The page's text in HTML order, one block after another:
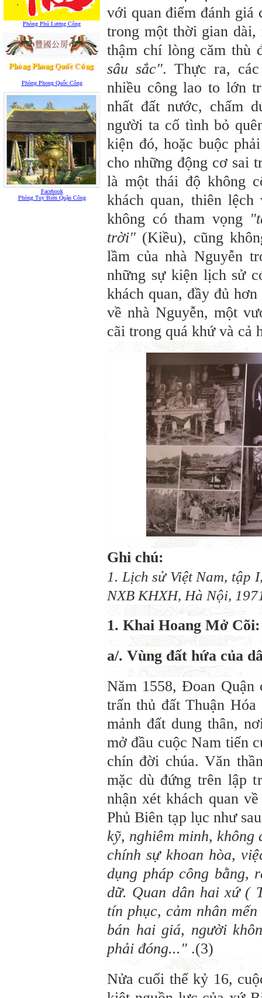
Phòng Phú Lương Công
Phòng Phong Quốc Công
Facebook
Phòng Tuy Biên Quận Công
với quan điểm đánh giá
trong một thời gian dài,
thậm chí lòng căm thù
sâu sắc". Thực ra,
nhiều công lao to lớn
nhất đất nước, chấm
người ta cố tình bỏ
kiện đó, hoặc buộc
cho những động cơ sai
là một thái độ không
khách quan, thiên
không có tham vọng
trời" (Kiều), cũng
lầm của nhà Nguyễn
những sự kiện lịch sử
khách quan, đầy đủ
về nhà Nguyễn, một
cãi trong quá khứ và cả
Ghi chú:
1. Lịch sử Việt Nam, tập
NXB KHXH, Hà Nội,
1. Khai Hoang Mở Cõi:
a/. Vùng đất hứa của
Năm 1558, Đoan Quận
trấn thủ đất Thuận Hóa
mảnh đất dung thân,
mở đầu cuộc Nam tiến
chín đời chúa. Văn
mặc dù đứng trên lập
nhận xét khách quan
Phủ Biên tạp lục như
kỹ, nghiêm minh,
chính sự khoan hòa,
dụng pháp công bằng,
dữ. Quan dân hai xứ (
tín phục, cảm nhân
bán hai giá, người
phải đóng..." .(3)
Nửa cuối thế kỷ 16,